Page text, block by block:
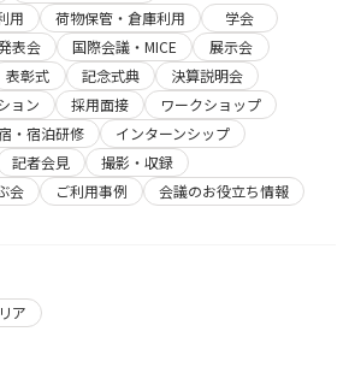
用
荷物保管・倉庫利用
学会
表会 国際会議・MICE
展示会
表彰式 記念式典
決算説明会
ョン 採用面接
ワークショップ
・宿泊研修
インターンシップ
記者会見
撮影・収録
会
ご利用事例 会議のお役立ち情報
ア